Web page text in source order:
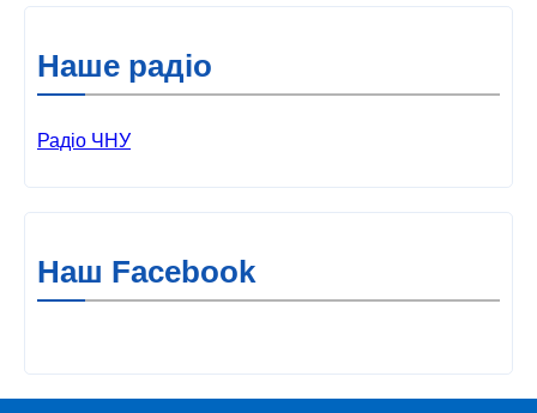
Наше радіо
Радіо ЧНУ
Наш Facebook